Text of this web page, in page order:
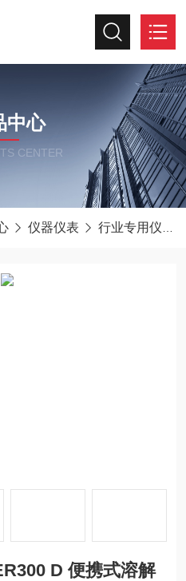
中心
CENTER
仪器仪表 行业专用仪器仪表
D 便携式溶解